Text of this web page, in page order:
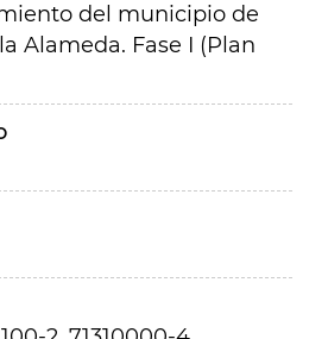
del municipio de
Alameda. Fase I (Plan